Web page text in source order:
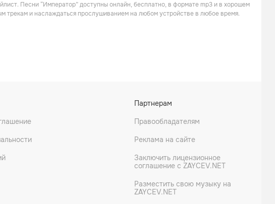
Песни “Император” доступны онлайн, бесплатно, в формате mp3 и в хорошем
трекам и наслаждаться прослушиванием на любом устройстве в любое время.
Партнерам
Правообладателям
Реклама на сайте
Заключить лицензионное
соглашение с ZAYCEV.NET
Разместить свою музыку на
ZAYCEV.NET